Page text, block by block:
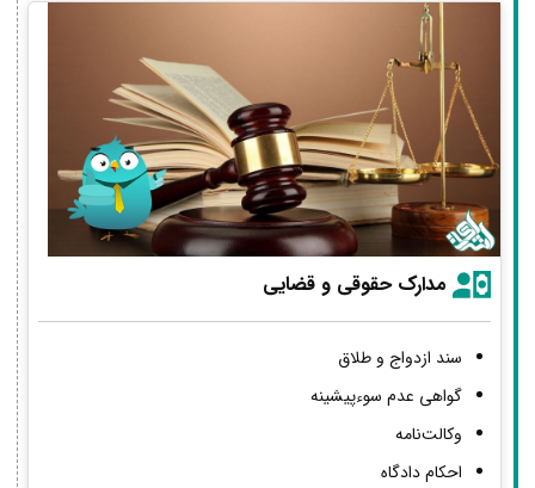
مدارک حقوقی و قضایی
سند ازدواج و طلاق
گواهی عدم سوءپیشینه
وکالت‌نامه
احکام دادگاه